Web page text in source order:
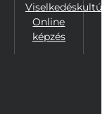
Online
képzés